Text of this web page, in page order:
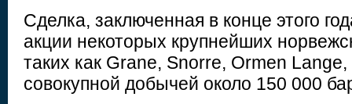
Сделка, заключенная в конце этого
акции некоторых крупнейших
таких как Grane, Snorre, Ormen
совокупной добычей около 150 000